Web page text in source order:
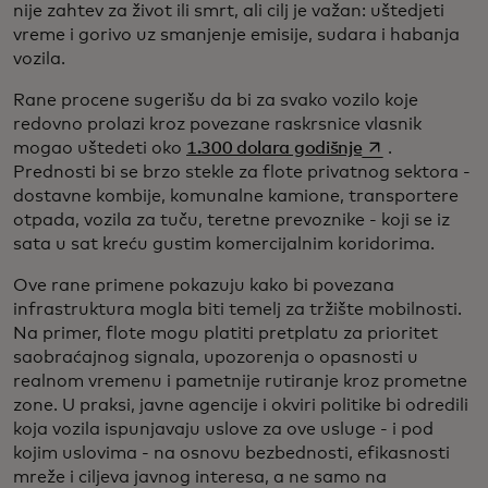
nije zahtev za život ili smrt, ali cilj je važan: uštedjeti
vreme i gorivo uz smanjenje emisije, sudara i habanja
vozila.
Rane procene sugerišu da bi za svako vozilo koje
redovno prolazi kroz povezane raskrsnice vlasnik
mogao uštedeti oko 1.300 dolara godišnjeopens in a new
.
Prednosti bi se brzo stekle za flote privatnog sektora -
dostavne kombije, komunalne kamione, transportere
otpada, vozila za tuču, teretne prevoznike - koji se iz
sata u sat kreću gustim komercijalnim koridorima.
Ove rane primene pokazuju kako bi povezana
infrastruktura mogla biti temelj za tržište mobilnosti.
Na primer, flote mogu platiti pretplatu za prioritet
saobraćajnog signala, upozorenja o opasnosti u
realnom vremenu i pametnije rutiranje kroz prometne
zone. U praksi, javne agencije i okviri politike bi odredili
koja vozila ispunjavaju uslove za ove usluge - i pod
kojim uslovima - na osnovu bezbednosti, efikasnosti
mreže i ciljeva javnog interesa, a ne samo na